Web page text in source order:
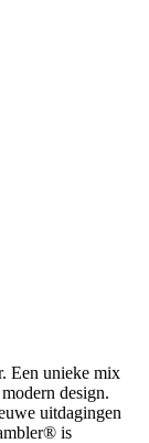
Een unieke mix
design.
uitdagingen
is